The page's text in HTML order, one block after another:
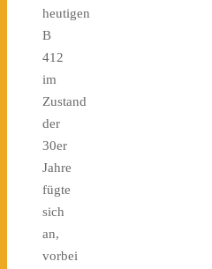
heutigen
B
412
im
Zustand
der
30er
Jahre
fügte
sich
an,
vorbei